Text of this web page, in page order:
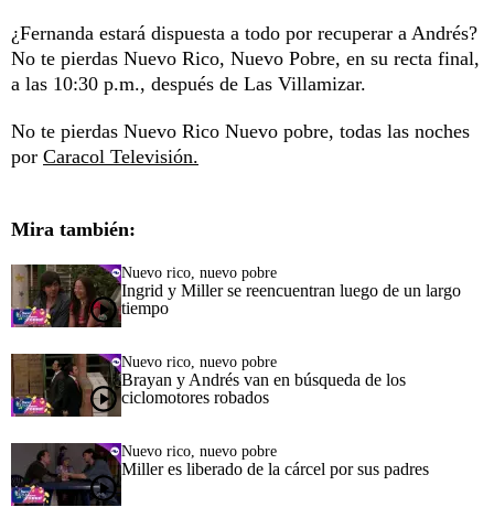
¿Fernanda estará dispuesta a todo por recuperar a Andrés?
No te pierdas Nuevo Rico, Nuevo Pobre, en su recta final,
a las 10:30 p.m., después de Las Villamizar.
No te pierdas Nuevo Rico Nuevo pobre, todas las noches
por Caracol Televisión.
Mira también:
Nuevo rico, nuevo pobre
Ingrid y Miller se reencuentran luego de un largo
tiempo
Nuevo rico, nuevo pobre
Brayan y Andrés van en búsqueda de los
ciclomotores robados
Nuevo rico, nuevo pobre
Miller es liberado de la cárcel por sus padres